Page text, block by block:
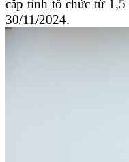
cấp tỉnh tổ chức từ
30/11/2024.